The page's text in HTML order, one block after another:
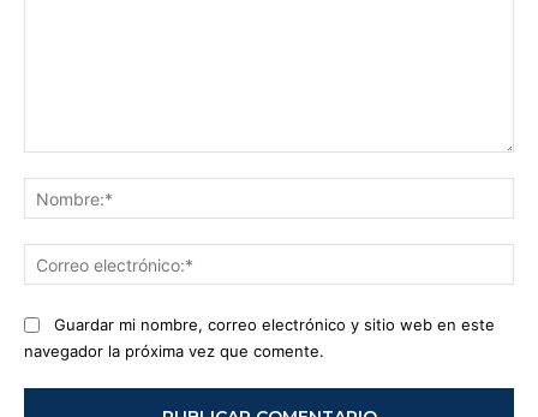
Guardar mi nombre, correo electrónico y sitio web en este
navegador la próxima vez que comente.